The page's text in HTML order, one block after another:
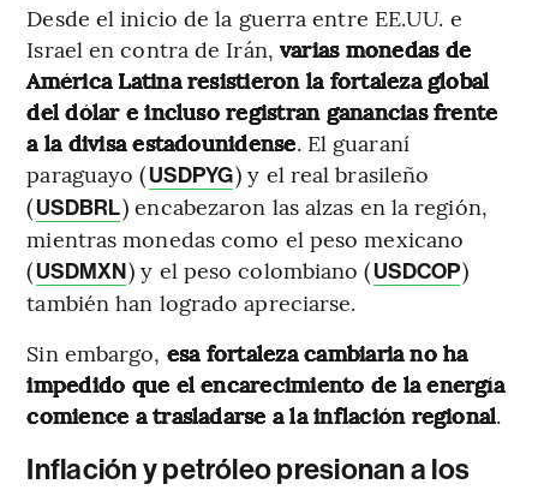
Desde el inicio de la guerra entre EE.UU. e
Israel en contra de Irán, varias monedas de
América Latina resistieron la fortaleza global
del dólar e incluso registran ganancias frente
a la divisa estadounidense. El guaraní
paraguayo (USDPYG) y el real brasileño
(USDBRL) encabezaron las alzas en la región,
mientras monedas como el peso mexicano
(USDMXN) y el peso colombiano (USDCOP)
también han logrado apreciarse.
Sin embargo, esa fortaleza cambiaria no ha
impedido que el encarecimiento de la energía
comience a trasladarse a la inflación regional.
Inflación y petróleo presionan a los